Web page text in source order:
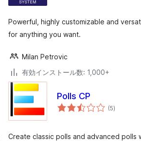
Powerful, highly customizable and
for anything you want.
Milan Petrovic
有効インストール数: 1,000+
Polls CP
(5個
の)
Create classic polls and advanced